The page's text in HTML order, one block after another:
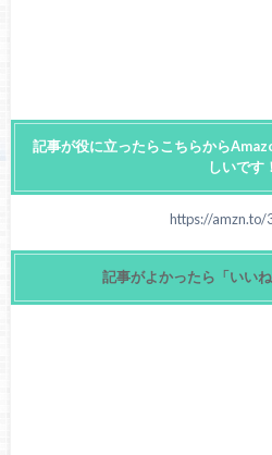
記事が役に立ったらこちらから
しいです！
https://amzn.to/
記事がよかったら「いい